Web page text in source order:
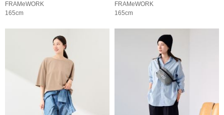
FRAMeWORK
165cm
FRAMeWORK
165cm